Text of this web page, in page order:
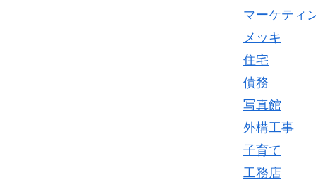
マーケティ
メッキ
住宅
債務
写真館
外構工事
子育て
工務店